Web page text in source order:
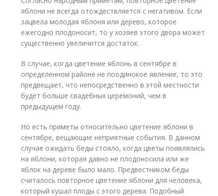
яблони не всегда отождествляется с негативом. Если
зацвела молодая яблоня или дерево, которое
ежегодно плодоносит, то у хозяев этого двора может
существенно увеличится достаток.
В случае, когда цветение яблонь в сентябре в
определенном районе не поодинокое явление, то это
предвещает, что непосредственно в этой местности
будет больше свадебных церемоний, чем в
предыдущем году.
Но есть приметы относительно цветение яблони в
сентябре, вещающие неприятные события. В данном
случае ожидать беды стояло, когда цветы появлялись
на яблони, которая давно не плодоносила или же
яблок на дереве было мало. Предвестником беды
считалось повторное цветение яблони для человека,
который кушал плоды с этого дерева. Подобный